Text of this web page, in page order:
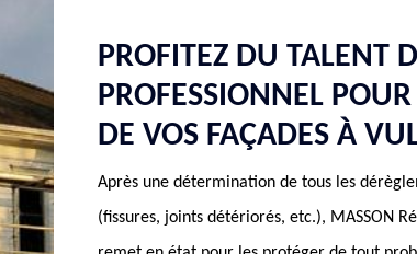
PROFITEZ DU TALENT
PROFESSIONNEL
DE VOS FAÇADES À
Après une détermination de tous les
(fissures, joints détériorés, etc.), MASSON